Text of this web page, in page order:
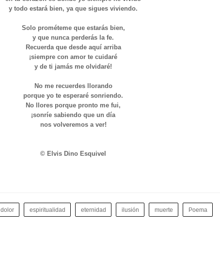
y todo estará bien, ya que sigues viviendo.
Solo prométeme que estarás bien,
y que nunca perderás la fe.
Recuerda que desde aquí arriba
¡siempre con amor te cuidaré
y de ti jamás me olvidaré!
No me recuerdes llorando
porque yo te esperaré sonriendo.
No llores porque pronto me fui,
¡sonríe sabiendo que un día
nos volveremos a ver!
© Elvis Dino Esquivel
dolor espiritualidad eternidad ilusión muerte Poema